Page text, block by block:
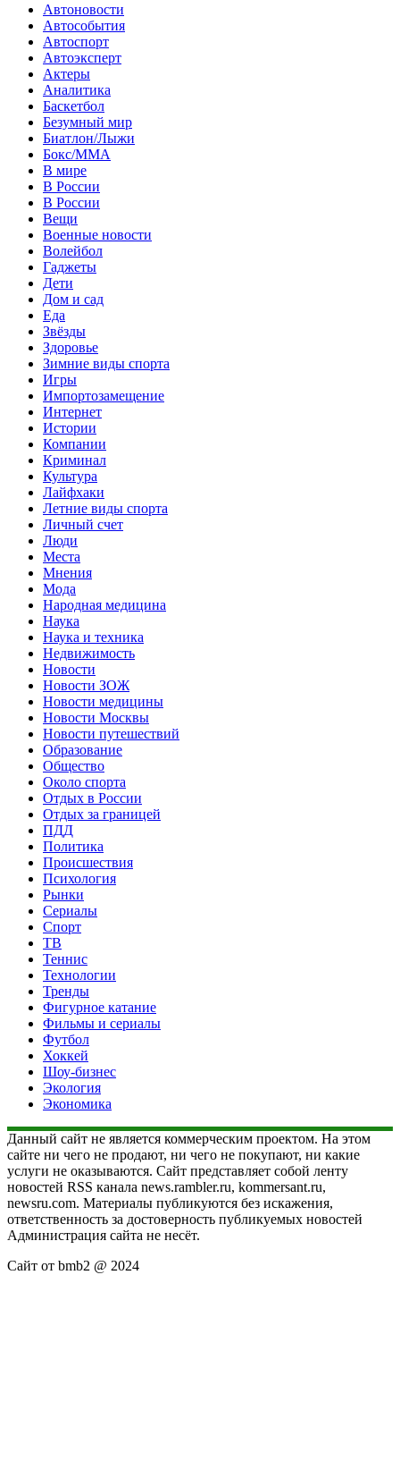
Автоновости
Автособытия
Автоспорт
Автоэксперт
Актеры
Аналитика
Баскетбол
Безумный мир
Биатлон/Лыжи
Бокс/MMA
В мире
В России
В России
Вещи
Военные новости
Волейбол
Гаджеты
Дети
Дом и сад
Еда
Звёзды
Здоровье
Зимние виды спорта
Игры
Импортозамещение
Интернет
Истории
Компании
Криминал
Культура
Лайфхаки
Летние виды спорта
Личный счет
Люди
Места
Мнения
Мода
Народная медицина
Наука
Наука и техника
Недвижимость
Новости
Новости ЗОЖ
Новости медицины
Новости Москвы
Новости путешествий
Образование
Общество
Около спорта
Отдых в России
Отдых за границей
ПДД
Политика
Происшествия
Психология
Рынки
Сериалы
Спорт
ТВ
Теннис
Технологии
Тренды
Фигурное катание
Фильмы и сериалы
Футбол
Хоккей
Шоу-бизнес
Экология
Экономика
Данный сайт не является коммерческим проектом. На этом
сайте ни чего не продают, ни чего не покупают, ни какие
услуги не оказываются. Сайт представляет собой ленту
новостей RSS канала news.rambler.ru, kommersant.ru,
newsru.com. Материалы публикуются без искажения,
ответственность за достоверность публикуемых новостей
Администрация сайта не несёт.
Сайт от bmb2 @ 2024